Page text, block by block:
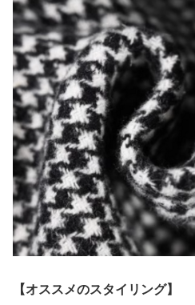
【オススメのスタイリング】